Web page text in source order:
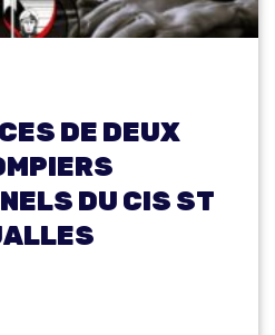
DE DEUX
DU CIS ST